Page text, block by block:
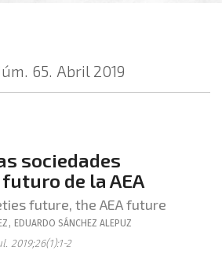
65. Abril 2019
sociedades
de la AEA
future, the AEA future
, EDUARDO SÁNCHEZ ALEPUZ
2019;26(1):1-2